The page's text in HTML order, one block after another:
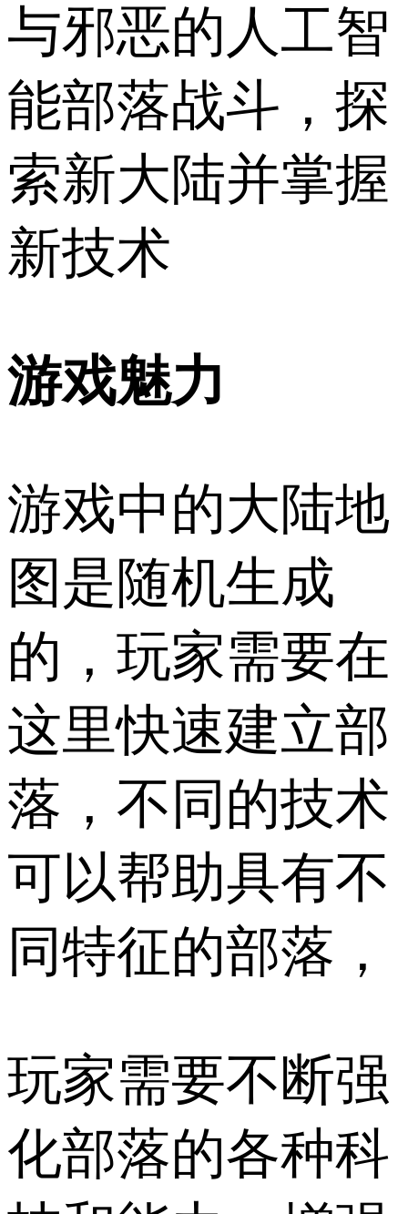
与邪恶的人工智
能部落战斗，探
索新大陆并掌握
新技术
游戏魅力
游戏中的大陆地
图是随机生成
的，玩家需要在
这里快速建立部
落，不同的技术
可以帮助具有不
同特征的部落，
玩家需要不断强
化部落的各种科